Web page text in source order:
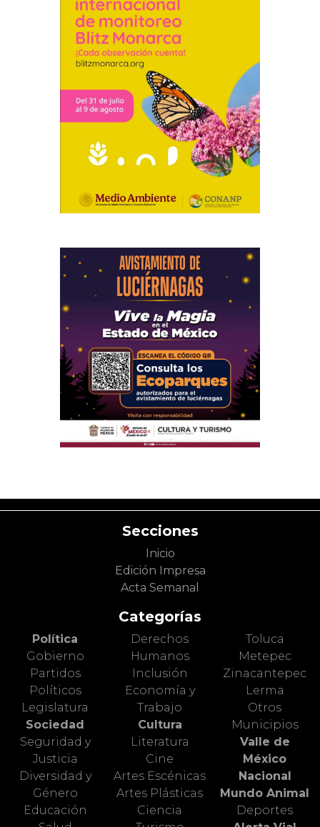
Secciones
Inicio
Edición Impresa
Acta Semanal
Categorías
Política
Gobierno
Partidos
Políticos
Legislatura
Sociedad
Seguridad y
Justicia
Diversidad y
Género
Educación
Derechos
Humanos
Inclusión
Economía y
Trabajo
Cultura
Literatura
Cine
Artes Escénicas
Artes Plásticas
Ciencia
Toluca
Metepec
Zinacantepec
Lerma
Otros
Municipios
Valle de
México
Nacional
Mundo Animal
Deportes